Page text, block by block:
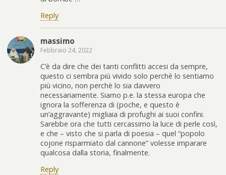
Reply
massimo
Febbraio 24, 2022
C’è da dire che dei tanti conflitti accesi da sempre,
questo ci sembra più vivido solo perchè lo sentiamo
più vicino, non perchè lo sia davvero
necessariamente. Siamo p.e. la stessa europa che
ignora la sofferenza di (poche, e questo è
un’aggravante) migliaia di profughi ai suoi confini.
Sarebbe ora che tutti cercassimo la luce di perle così,
e che – visto che si parla di poesia – quel “popolo
cojone risparmiato dal cannone” volesse imparare
qualcosa dalla storia, finalmente.
Reply